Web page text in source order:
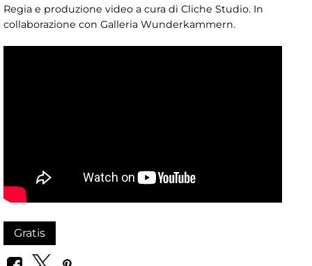
Regia e produzione video a cura di Cliche Studio. In
collaborazione con Galleria Wunderkammern.
Gratis